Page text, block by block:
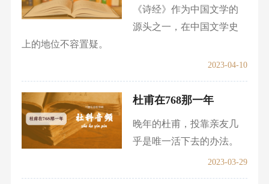
《诗经》作为中国文学的
源头之一，在中国文学史
上的地位不容置疑。
2023-04-10
杜甫在768那一年
晚年的杜甫，投靠亲友几
乎是唯一活下去的办法。
2023-03-29